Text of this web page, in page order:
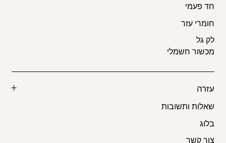
חד פעמי
חומרי עזר
לק גל
מכשור חשמלי
עזרה
שאלות ותשובות
בלוג
צור קשר